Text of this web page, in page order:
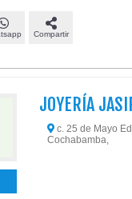
Compartir
JOYERÍA
c. 25 de Mayo
Cochabamba,